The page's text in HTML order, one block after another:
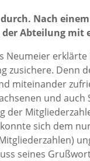
Nach
Abteilung mit
Neumeier
zusichere. Denn
miteinander
und
der
sich dem
seines